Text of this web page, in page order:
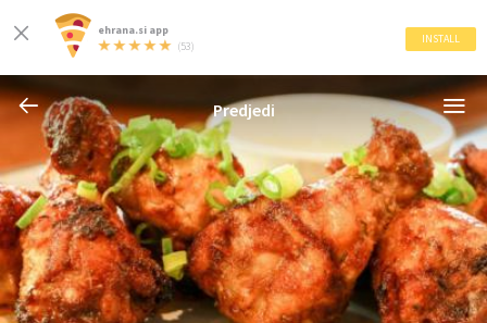
ehrana.si app
(53)
INSTALL
Predjedi